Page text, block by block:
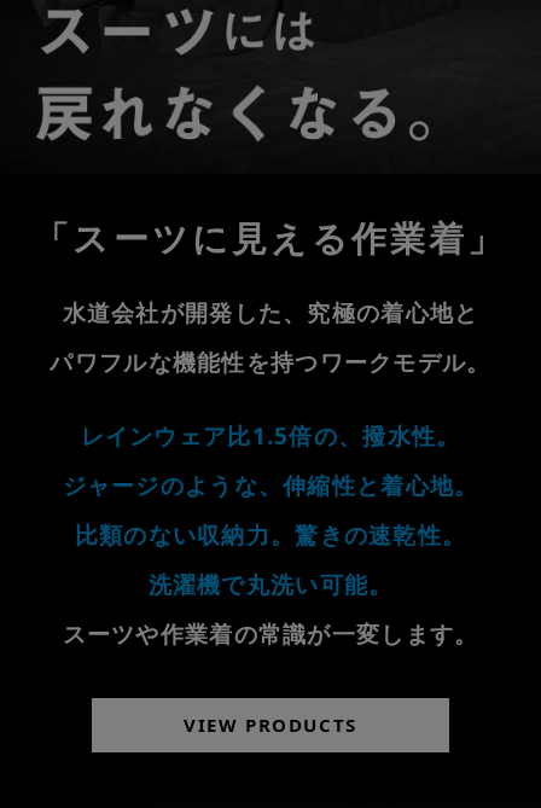
「スーツに見える作業着」
水道会社が開発した、究極の着心地と
パワフルな機能性を持つワークモデル。
レインウェア比1.5倍の、撥水性。
ジャージのような、伸縮性と着心地。
比類のない収納力。驚きの速乾性。
洗濯機で丸洗い可能。
スーツや作業着の常識が一変します。
VIEW PRODUCTS